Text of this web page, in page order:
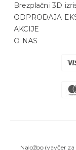
Brezplačni 3D
ODPRODAJA
AKCIJE
O NAS
Naložbo (vavčer